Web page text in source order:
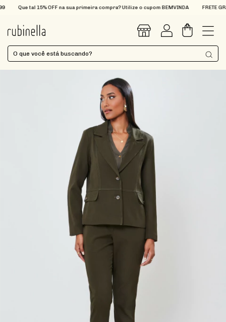
Que tal 15% OFF na sua primeira compra? Utilize o cupom BEMVINDA FRETE
0